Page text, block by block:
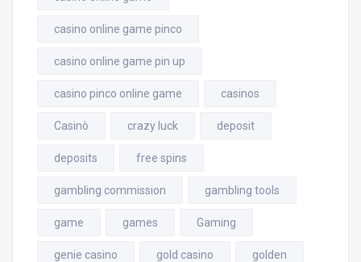
casino online game pinco
casino online game pin up
casino pinco online game casinos
Casinò crazy luck deposit
deposits free spins
gambling commission gambling tools
game games Gaming
genie casino gold casino golden